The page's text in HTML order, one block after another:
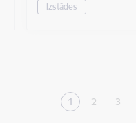
Izstādes
Pašreizējā lapa
1 Lapa
2 Lapa
3